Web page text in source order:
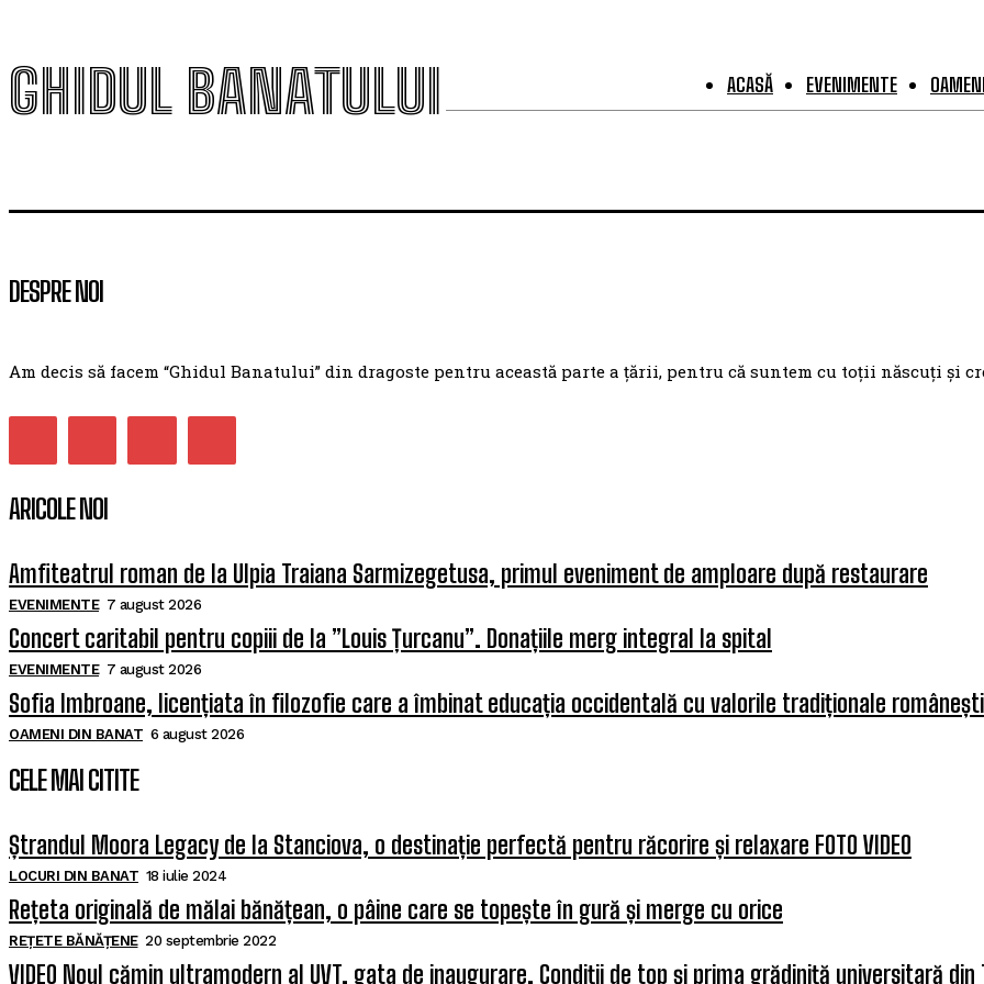
GHIDUL BANATULUI ACASĂ EVENIMENTE
DESPRE NOI
Am decis să facem “Ghidul Banatului” din dragoste pentru această parte a țării, pentru că suntem cu toții născuți și
ARICOLE NOI
Amfiteatrul roman de la Ulpia Traiana Sarmizegetusa, primul eveniment de amploare după restaurare
EVENIMENTE 7 august 2026
Concert caritabil pentru copiii de la ”Louis Țurcanu”. Donațiile merg integral la spital
EVENIMENTE 7 august 2026
Sofia Imbroane, licențiata în filozofie care a îmbinat educația occidentală cu valorile tradiționale românești
OAMENI DIN BANAT 6 august 2026
CELE MAI CITITE
Ștrandul Moora Legacy de la Stanciova, o destinație perfectă pentru răcorire și relaxare FOTO VIDEO
LOCURI DIN BANAT 18 iulie 2024
Rețeta originală de mălai bănățean, o pâine care se topește în gură și merge cu orice
REȚETE BĂNĂȚENE 20 septembrie 2022
VIDEO Noul cămin ultramodern al UVT, gata de inaugurare. Condiții de top și prima grădiniță universitară din